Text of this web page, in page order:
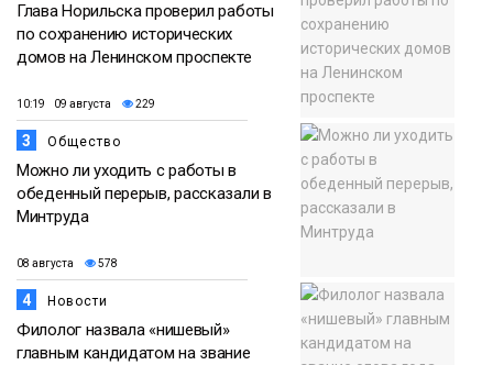
Глава Норильска проверил работы
по сохранению исторических
домов на Ленинском проспекте
10:19 09 августа 229
3 Общество
Можно ли уходить с работы в
обеденный перерыв, рассказали в
Минтруда
08 августа 578
4 Новости
Филолог назвала «нишевый»
главным кандидатом на звание